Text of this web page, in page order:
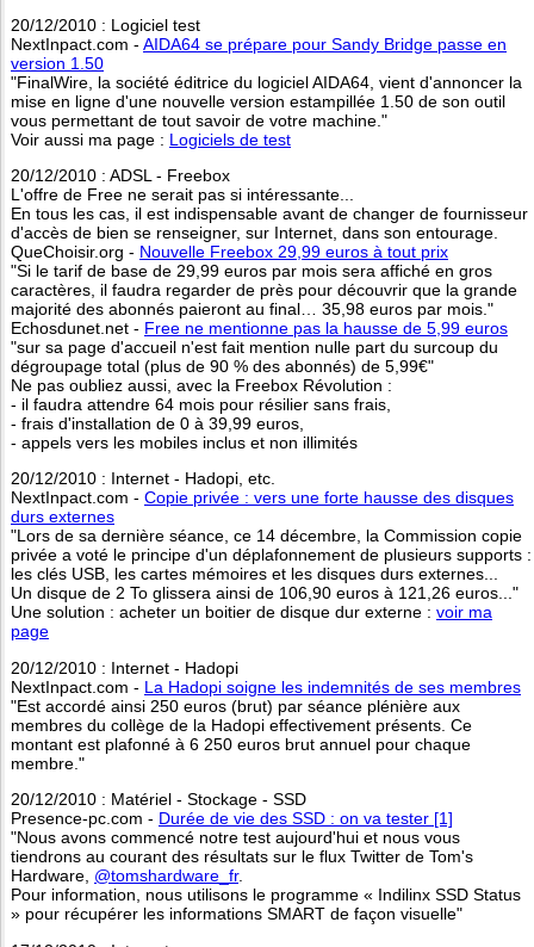
20/12/2010 : Logiciel test
NextInpact.com - AIDA64 se prépare pour Sandy Bridge passe en
version 1.50
"FinalWire, la société éditrice du logiciel AIDA64, vient d'annoncer la
mise en ligne d'une nouvelle version estampillée 1.50 de son outil
vous permettant de tout savoir de votre machine."
Voir aussi ma page : Logiciels de test
20/12/2010 : ADSL - Freebox
L'offre de Free ne serait pas si intéressante...
En tous les cas, il est indispensable avant de changer de fournisseur
d'accès de bien se renseigner, sur Internet, dans son entourage.
QueChoisir.org - Nouvelle Freebox 29,99 euros à tout prix
"Si le tarif de base de 29,99 euros par mois sera affiché en gros
caractères, il faudra regarder de près pour découvrir que la grande
majorité des abonnés paieront au final… 35,98 euros par mois."
Echosdunet.net - Free ne mentionne pas la hausse de 5,99 euros
"sur sa page d'accueil n'est fait mention nulle part du surcoup du
dégroupage total (plus de 90 % des abonnés) de 5,99€"
Ne pas oubliez aussi, avec la Freebox Révolution :
- il faudra attendre 64 mois pour résilier sans frais,
- frais d'installation de 0 à 39,99 euros,
- appels vers les mobiles inclus et non illimités
20/12/2010 : Internet - Hadopi, etc.
NextInpact.com - Copie privée : vers une forte hausse des disques
durs externes
"Lors de sa dernière séance, ce 14 décembre, la Commission copie
privée a voté le principe d'un déplafonnement de plusieurs supports :
les clés USB, les cartes mémoires et les disques durs externes...
Un disque de 2 To glissera ainsi de 106,90 euros à 121,26 euros..."
Une solution : acheter un boitier de disque dur externe : voir ma
page
20/12/2010 : Internet - Hadopi
NextInpact.com - La Hadopi soigne les indemnités de ses membres
"Est accordé ainsi 250 euros (brut) par séance plénière aux
membres du collège de la Hadopi effectivement présents. Ce
montant est plafonné à 6 250 euros brut annuel pour chaque
membre."
20/12/2010 : Matériel - Stockage - SSD
Presence-pc.com - Durée de vie des SSD : on va tester [1]
"Nous avons commencé notre test aujourd'hui et nous vous
tiendrons au courant des résultats sur le flux Twitter de Tom's
Hardware, @tomshardware_fr.
Pour information, nous utilisons le programme « Indilinx SSD Status
» pour récupérer les informations SMART de façon visuelle"